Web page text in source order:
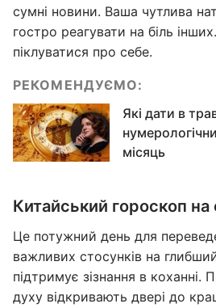
сумні новини. Ваша чутлива
гостро реагувати на біль
піклуватися про себе.
РЕКОМЕНДУЄМО:
Які дати в
місяць
Китайський гороскоп на
Це потужний день для
важливих стосунків на
підтримує зізнання в коханні.
духу відкривають двері до